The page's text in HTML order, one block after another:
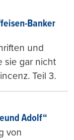
Banker
und
sie gar nicht
Teil 3.
Adolf“
von